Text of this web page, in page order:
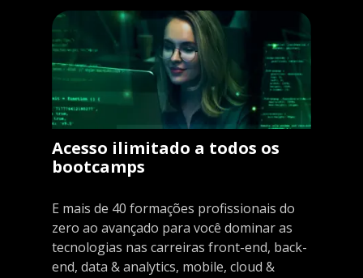
Acesso ilimitado a todos os
bootcamps
E mais de 40 formações profissionais do
zero ao avançado para você dominar as
tecnologias nas carreiras front-end, back-
end, data & analytics, mobile, cloud &